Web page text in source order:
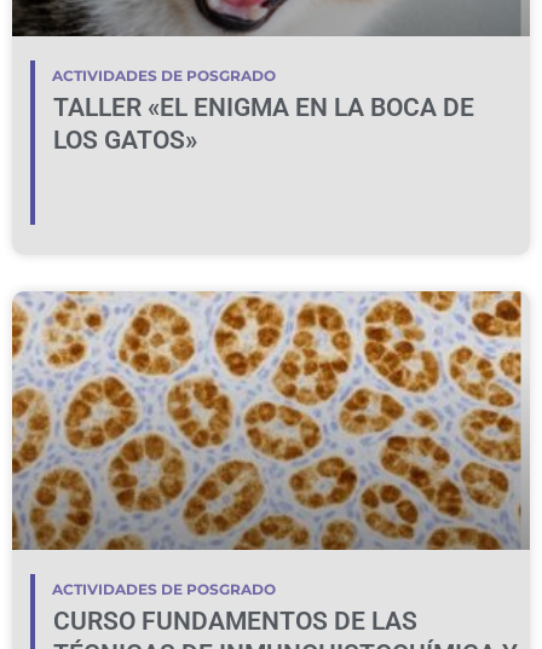
ACTIVIDADES DE POSGRADO
TALLER «EL ENIGMA EN LA BOCA DE
LOS GATOS»
ACTIVIDADES DE POSGRADO
CURSO FUNDAMENTOS DE LAS